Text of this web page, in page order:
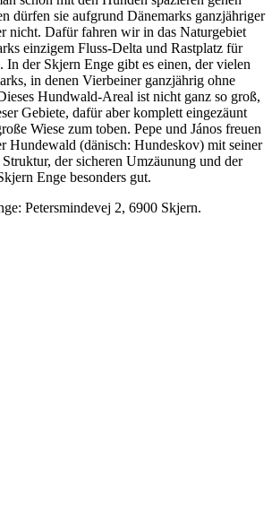
dürfen sie aufgrund Dänemarks ganzjähriger
nicht. Dafür fahren wir in das Naturgebiet
einzigem Fluss-Delta und Rastplatz für
In der Skjern Enge gibt es einen, der vielen
in denen Vierbeiner ganzjährig ohne
Hundwald-Areal ist nicht ganz so groß,
Gebiete, dafür aber komplett eingezäunt
Wiese zum toben. Pepe und János freuen
Hundewald (dänisch: Hundeskov) mit seiner
der sicheren Umzäunung und der
Enge besonders gut.
Petersmindevej 2, 6900 Skjern.